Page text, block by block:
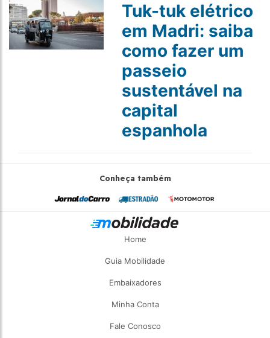
Tuk-tuk elétrico
em Madri: saiba
como fazer um
passeio
sustentável na
capital
espanhola
Conheça também
Home
Guia Mobilidade
Embaixadores
Minha Conta
Fale Conosco